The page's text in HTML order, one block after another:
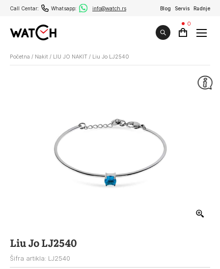
Call Centar: Whatsapp: info@watch.rs Blog Servis Radnje
0
Početna / Nakit / LIU JO NAKIT / Liu Jo LJ2540
Liu Jo LJ2540
Šifra artikla: LJ2540